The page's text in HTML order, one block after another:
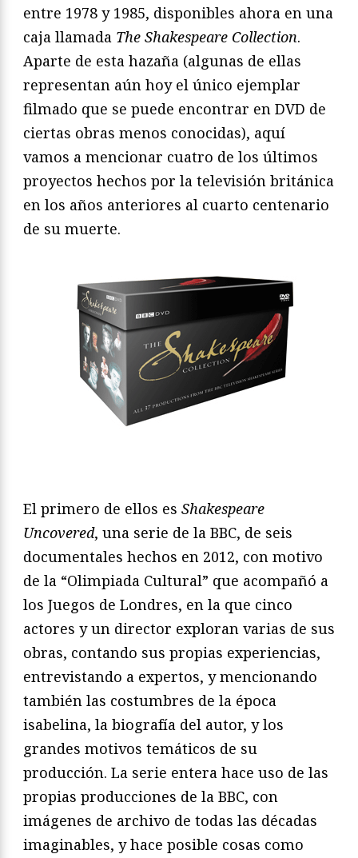
entre 1978 y 1985, disponibles ahora en una
caja llamada The Shakespeare Collection.
Aparte de esta hazaña (algunas de ellas
representan aún hoy el único ejemplar
filmado que se puede encontrar en DVD de
ciertas obras menos conocidas), aquí
vamos a mencionar cuatro de los últimos
proyectos hechos por la televisión británica
en los años anteriores al cuarto centenario
de su muerte.
El primero de ellos es Shakespeare
Uncovered, una serie de la BBC, de seis
documentales hechos en 2012, con motivo
de la “Olimpiada Cultural” que acompañó a
los Juegos de Londres, en la que cinco
actores y un director exploran varias de sus
obras, contando sus propias experiencias,
entrevistando a expertos, y mencionando
también las costumbres de la época
isabelina, la biografía del autor, y los
grandes motivos temáticos de su
producción. La serie entera hace uso de las
propias producciones de la BBC, con
imágenes de archivo de todas las décadas
imaginables, y hace posible cosas como